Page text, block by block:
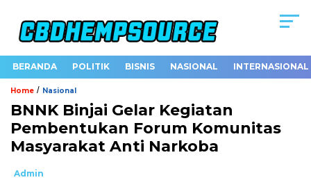
BERANDA POLITIK BISNIS NASIONAL INTERNASIONAL
Home / Nasional
BNNK Binjai Gelar Kegiatan
Pembentukan Forum Komunitas
Masyarakat Anti Narkoba
Admin